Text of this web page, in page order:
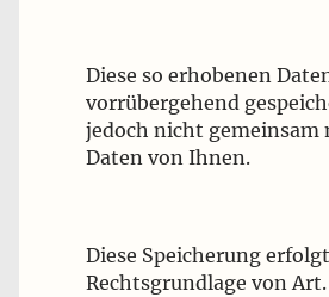
Diese so erhobenen
vorrübergehend
jedoch nicht gemeinsam
Daten von Ihnen.
Diese Speicherung
Rechtsgrundlage von Art.